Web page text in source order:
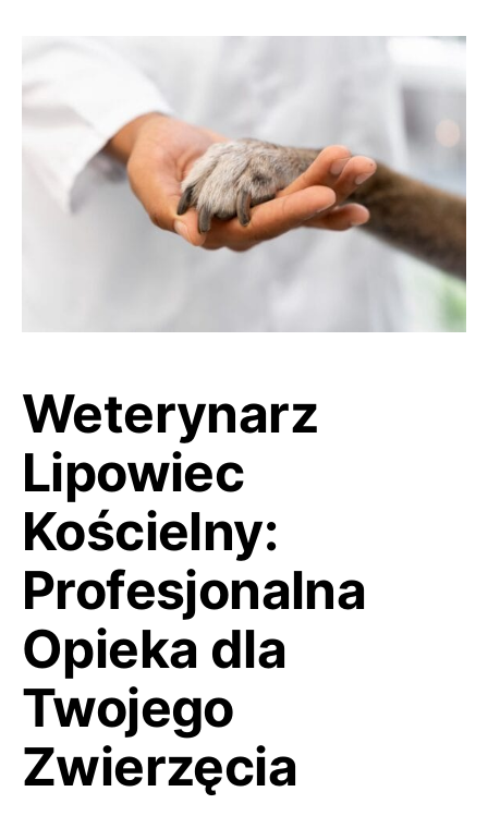
Weterynarz
Lipowiec
Kościelny:
Profesjonalna
Opieka dla
Twojego
Zwierzęcia